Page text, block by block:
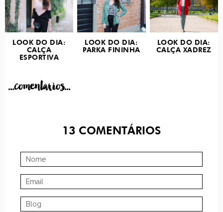
LOOK DO DIA:
CALÇA
ESPORTIVA
LOOK DO DIA:
PARKA FININHA
LOOK DO DIA:
CALÇA XADREZ
...comentarios...
13 COMENTÁRIOS